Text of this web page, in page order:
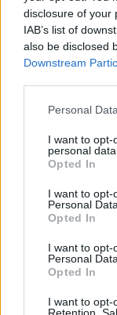
disclosure of your
IAB’s list of
also be disclosed
Downstream
Please note that
not limited to
grant or deny
use your data for
consent section.
Personal
I want to opt-
personal data.
Opted In
I want to opt-
Personal Data.
Opted In
I want to opt-
Personal
Opted In
I want to opt-
Retention,
To runder
I tillegg til VM i
26. februar til
Lillehammer
Holmenkollen
Se også:Slik
langrenn 2024/
For Tour de Ski
kjøres alle
Se også:
Store